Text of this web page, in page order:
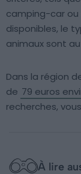
camping-car ou
disponibles, le
animaux sont
Dans la région
de 79 euros
recherches,
À lire